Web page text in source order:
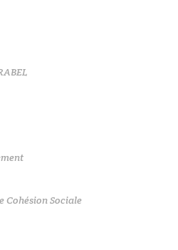
Cohésion Sociale